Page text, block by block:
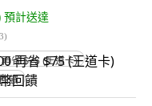
預計送達
3)
省 $75 (王道卡)
饋